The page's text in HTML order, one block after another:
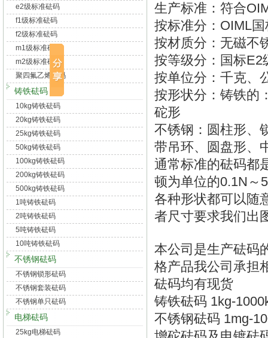
e2级标准砝码
f1级标准砝码
f2级标准砝码
m1级标准砝码
m2级标准砝码
聚四氟乙烯砝码
铸铁砝码
10kg铸铁砝码
20kg铸铁砝码
25kg铸铁砝码
50kg铸铁砝码
100kg铸铁砝码
200kg铸铁砝码
500kg铸铁砝码
1吨铸铁砝码
2吨铸铁砝码
5吨铸铁砝码
10吨铸铁砝码
不锈钢砝码
不锈钢锁形砝码
不锈钢套装砝码
不锈钢单只砝码
电梯砝码
25kg电梯砝码
生产标准：符合
按标准分：OIML
按材质分：无磁不
按等级分：国标E2
按单位分：千克、
按形状分：铸铁的
砣形
不锈钢：圆柱形、
带吊环、圆盘形、
通常标准的砝码都
顿为单位的0.1N～
各种形状都可以随
者尺寸要求我们出
本公司是生产砝码
格产品我公司承担
砝码均有现货
铸铁砝码 1kg-
不锈钢砝码 1mg-